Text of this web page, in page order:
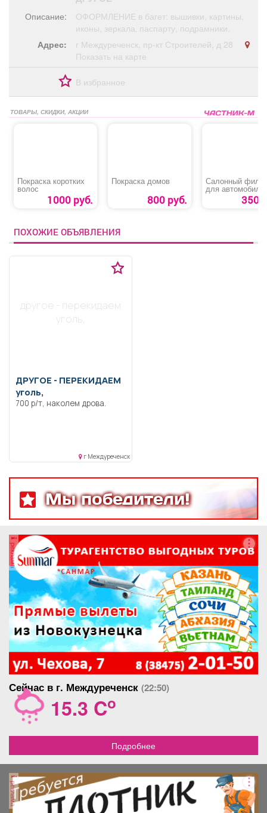
Описание:
ОФОРМЛЕНИЕ в багет: вышивки, картины,
иконы, зеркала‚ паспарту, подрамники.
Адрес:
г Междуреченск, пр-кт Строителей, д 28
Показать на карте
В избранное
ТОВАРЫ, СКИДКИ, АКЦИИ
Покраска коротких
волос
1000 руб.
Покраска домов
800 руб.
Салонный
для автомобиля
«Chevrolet350
ПОХОЖИЕ ОБЪЯВЛЕНИЯ
другое - перекидаем
уголь,
ДРУГОЕ - ПЕРЕКИДАЕМ
уголь,
700 р/т, наколем дрова.
г Междуреченск
Мы победители!
реклама
Сейчас в г. Междуреченск (22:50)
15.3 Co
Подробнее
реклама